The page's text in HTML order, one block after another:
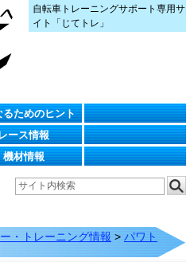
自転車トレーニングサポート専用サ
イト「じてトレ」
るためのヒント
ース情報
機材情報
・トレーニング情報 > パワト